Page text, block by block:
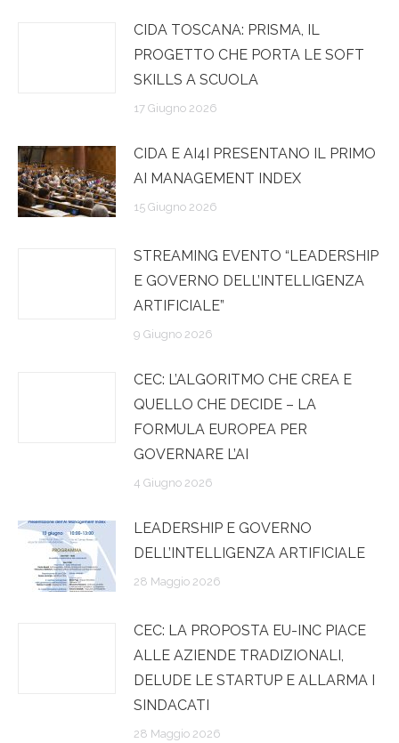
CIDA TOSCANA: PRISMA, IL
PROGETTO CHE PORTA LE SOFT
SKILLS A SCUOLA
17 Giugno 2026
CIDA E AI4I PRESENTANO IL PRIMO
AI MANAGEMENT INDEX
15 Giugno 2026
STREAMING EVENTO “LEADERSHIP
E GOVERNO DELL’INTELLIGENZA
ARTIFICIALE”
9 Giugno 2026
CEC: L’ALGORITMO CHE CREA E
QUELLO CHE DECIDE – LA
FORMULA EUROPEA PER
GOVERNARE L’AI
4 Giugno 2026
LEADERSHIP E GOVERNO
DELL’INTELLIGENZA ARTIFICIALE
28 Maggio 2026
CEC: LA PROPOSTA EU-INC PIACE
ALLE AZIENDE TRADIZIONALI,
DELUDE LE STARTUP E ALLARMA I
SINDACATI
28 Maggio 2026